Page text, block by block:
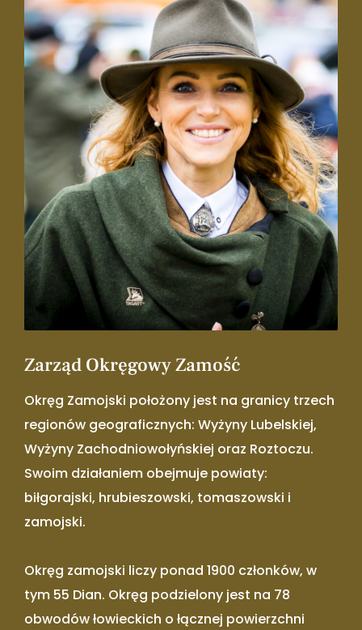
Zarząd Okręgowy Zamość
Okręg Zamojski położony jest na granicy trzech
regionów geograficznych: Wyżyny Lubelskiej,
Wyżyny Zachodniowołyńskiej oraz Roztoczu.
Swoim działaniem obejmuje powiaty:
biłgorajski, hrubieszowski, tomaszowski i
zamojski.
Okręg zamojski liczy ponad 1900 członków, w
tym 55 Dian. Okręg podzielony jest na 78
obwodów łowieckich o łącznej powierzchni